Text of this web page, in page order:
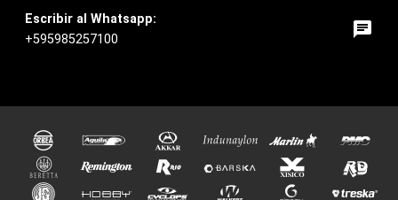
Escribir al Whatsapp:
+595985257100
chat